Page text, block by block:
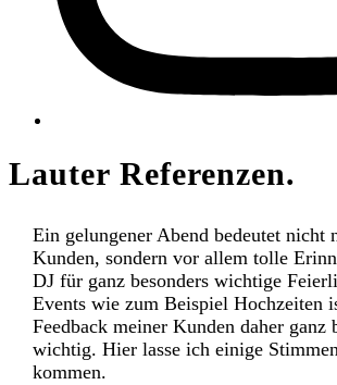
Open
mobile
Close
mobile
Lauter Referenzen.
Ein gelungener Abend bedeutet nicht
Kunden, sondern vor allem tolle
DJ für ganz besonders wichtige
Events wie zum Beispiel Hochzeiten
Feedback meiner Kunden daher ganz
wichtig. Hier lasse ich einige
kommen.